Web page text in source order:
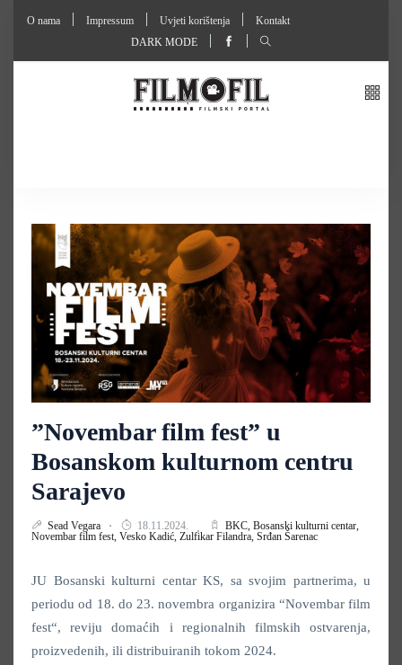
O nama Impressum Uvjeti korištenja
Kontakt
DARK MODE
”Novembar film fest” u
Bosanskom kulturnom centru
Sarajevo
Sead Vegara 18.11.2024. BKC, Bosanski kulturni centar,
Novembar film fest, Vesko Kadić, Zulfikar Filandra, Srđan Šarenac
JU Bosanski kulturni centar KS, sa svojim partnerima, u
periodu od 18. do 23. novembra organizira “Novembar film
fest“, reviju domaćih i regionalnih filmskih ostvarenja,
proizvedenih, ili distribuiranih tokom 2024.